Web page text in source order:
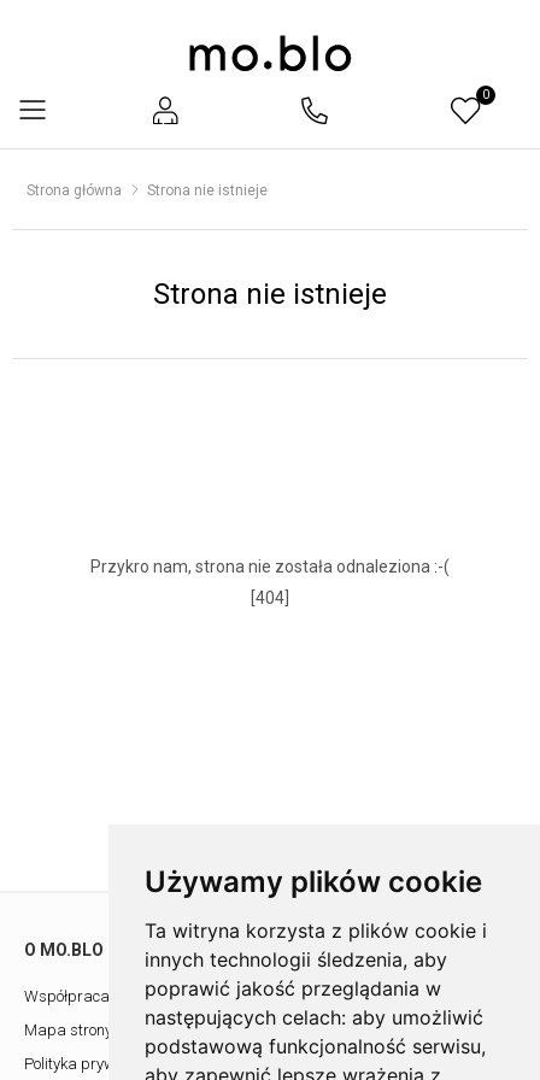
Używamy plików cookie
Ta witryna korzysta z plików cookie i
innych technologii śledzenia, aby
poprawić jakość przeglądania w
następujących celach: aby umożliwić
podstawową funkcjonalność serwisu,
aby zapewnić lepsze wrażenia z
Menu
0
Strona główna Strona nie istnieje
Strona nie istnieje
Przykro nam, strona nie została odnaleziona :-(
[404]
O MO.BLO
Współpraca z architektami
Mapa strony
Polityka prywatności
POMOC
Showroom
Kontakt